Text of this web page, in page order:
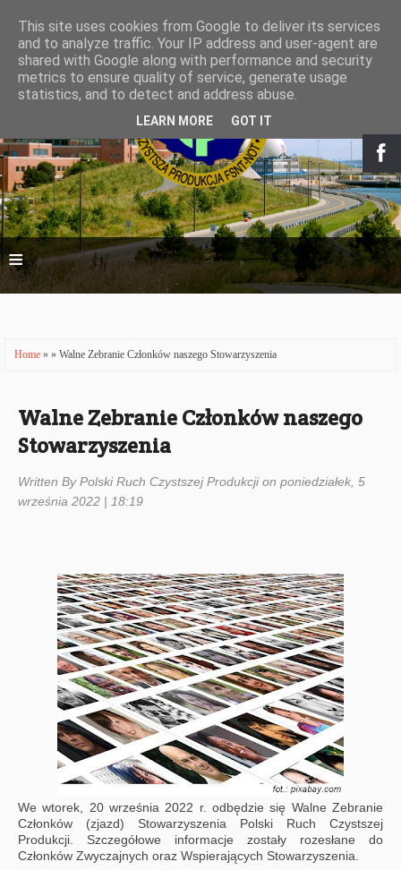
≡
Home » » Walne Zebranie Członków naszego Stowarzyszenia
Walne Zebranie Członków naszego
Stowarzyszenia
Written By Polski Ruch Czystszej Produkcji on poniedziałek, 5
września 2022 | 18:19
We wtorek, 20 września 2022 r. odbędzie się Walne Zebranie
Członków (zjazd) Stowarzyszenia Polski Ruch Czystszej
Produkcji. Szczegółowe informacje zostały rozesłane do
Członków Zwyczajnych oraz Wspierających Stowarzyszenia.
This site uses cookies from Google to deliver its services
and to analyze traffic. Your IP address and user-agent are
shared with Google along with performance and security
metrics to ensure quality of service, generate usage
statistics, and to detect and address abuse.
LEARN MORE GOT IT